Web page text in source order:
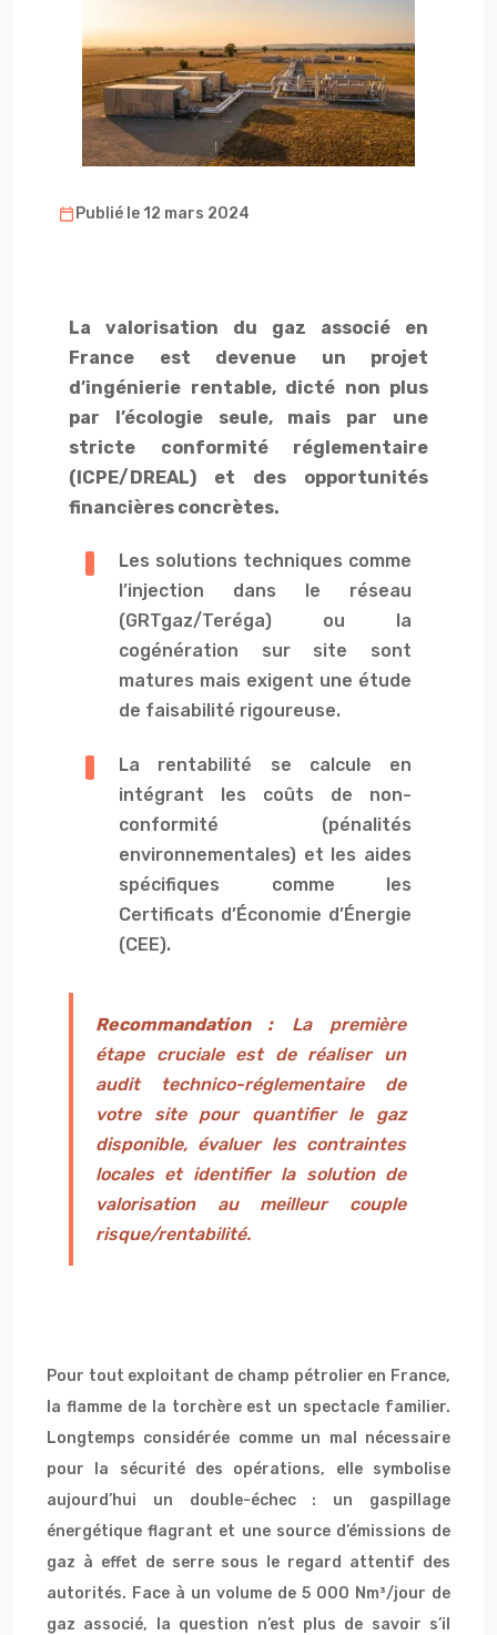
Publié le 12 mars 2024
La valorisation du gaz associé en
France est devenue un projet
d’ingénierie rentable, dicté non plus
par l’écologie seule, mais par une
stricte conformité réglementaire
(ICPE/DREAL) et des opportunités
financières concrètes.
Les solutions techniques comme
l’injection dans le réseau
(GRTgaz/Teréga) ou la
cogénération sur site sont
matures mais exigent une étude
de faisabilité rigoureuse.
La rentabilité se calcule en
intégrant les coûts de non-
conformité (pénalités
environnementales) et les aides
spécifiques comme les
Certificats d’Économie d’Énergie
(CEE).
Recommandation :La première
étape cruciale est de réaliser un
audit technico-réglementaire de
votre site pour quantifier le gaz
disponible, évaluer les contraintes
locales et identifier la solution de
valorisation au meilleur couple
risque/rentabilité.
Pour tout exploitant de champ pétrolier en France,
la flamme de la torchère est un spectacle familier.
Longtemps considérée comme un mal nécessaire
pour la sécurité des opérations, elle symbolise
aujourd’hui un double-échec : un gaspillage
énergétique flagrant et une source d’émissions de
gaz à effet de serre sous le regard attentif des
autorités. Face à un volume de 5 000 Nm³/jour de
gaz associé, la question n’est plus de savoir s’il